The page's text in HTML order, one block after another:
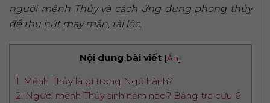
người mệnh Thủy và cách ứng dụng phong thủy
để thu hút may mắn, tài lộc.
Nội dung bài viết [Ẩn]
1. Mệnh Thủy là gì trong Ngũ hành?
2. Người mệnh Thủy sinh năm nào? Bảng tra cứu 6